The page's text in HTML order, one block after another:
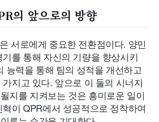
의 앞으로의 방향
서로에게 중요한 전환점이다. 양민
를 통해 자신의 기량을 향상시키
능력을 통해 팀의 성적을 개선하고
지고 있다. 앞으로 이 둘의 시너지
지를 지켜보는 것은 흥미로운 일이
이 QPR에서 성공적으로 정착하여